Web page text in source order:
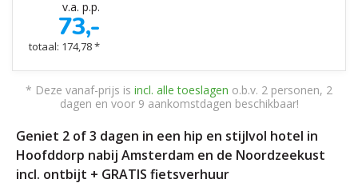
v.a. p.p.
73,-
totaal: 174,78 *
* Deze vanaf-prijs is incl. alle toeslagen o.b.v. 2 personen, 2
dagen en voor 9 aankomstdagen beschikbaar!
Geniet 2 of 3 dagen in een hip en stijlvol hotel in
Hoofddorp nabij Amsterdam en de Noordzeekust
incl. ontbijt + GRATIS fietsverhuur